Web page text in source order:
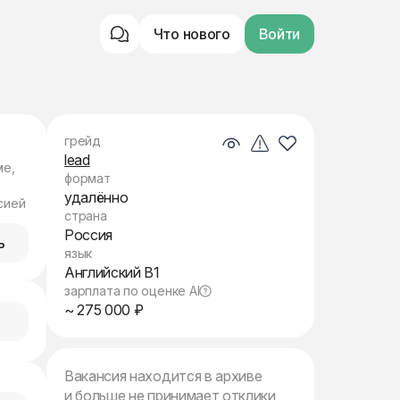
Что нового Войти
грейд
lead
формат
удалённо
страна
Россия
язык
Английский B1
зарплата по оценке AI
~ 275 000 ₽
Вакансия находится в архиве
и больше не принимает отклики